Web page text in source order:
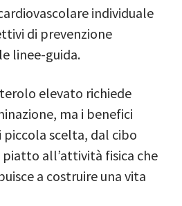
individuale
di prevenzione
linee-guida.
elevato richiede
ma i benefici
piccola scelta, dal cibo
all’attività fisica che
a costruire una vita